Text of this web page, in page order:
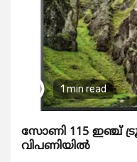
1 min read
സോണി 115 ഇഞ്ച്
വിപണിയിൽ